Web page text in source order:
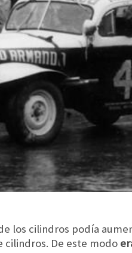
los cilindros podía
De este modo